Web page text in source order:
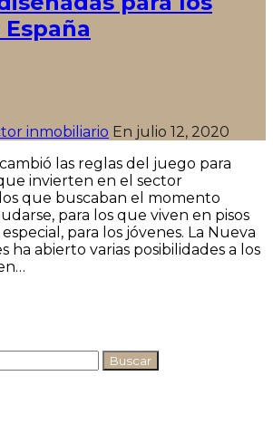
inmobiliario En julio 12, 2020
las reglas del juego para
invierten en el sector
que buscaban el momento
para los que viven en pisos
para los jóvenes. La Nueva
ha abierto varias posibilidades a los